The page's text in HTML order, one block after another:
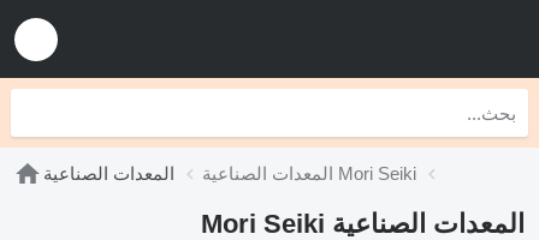
المعدات الصناعية المعدات الصناعية Mori Seiki
المعدات الصناعية Mori Seiki